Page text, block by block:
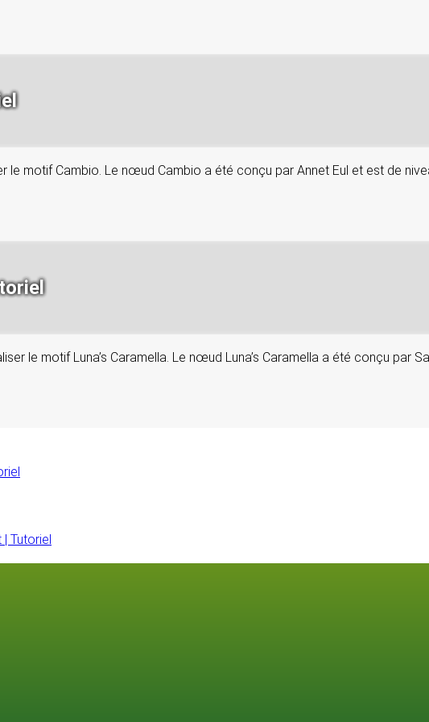
le motif Cambio. Le nœud Cambio a été conçu par Annet Eul et est de
le motif Luna’s Caramella. Le nœud Luna’s Caramella a été conçu par
Tutoriel